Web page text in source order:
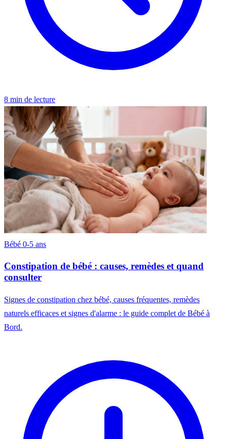
8 min de lecture
Bébé 0-5 ans
Constipation de bébé : causes, remèdes et quand
consulter
Signes de constipation chez bébé, causes fréquentes, remèdes
naturels efficaces et signes d'alarme : le guide complet de Bébé à
Bord.